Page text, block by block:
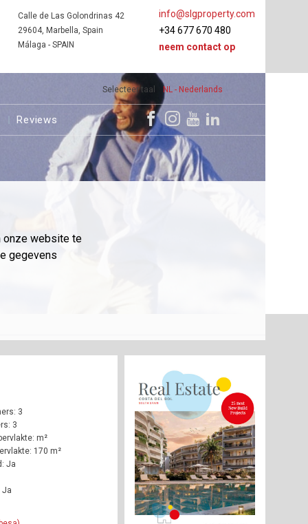
onze website te
gegevens
Selecteer taal NL - Nederlands
info@slgproperty.com
+34 677 670 480
neem contact op
Calle de Las Golondrinas 42
29604, Marbella, Spain
Málaga - SPAIN
Reviews
3
3
m²
170 m²
Ja
Ja